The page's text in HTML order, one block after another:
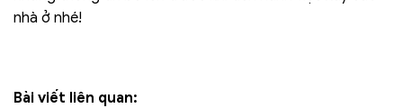
nhà ở nhé!
Bài viết liên quan: